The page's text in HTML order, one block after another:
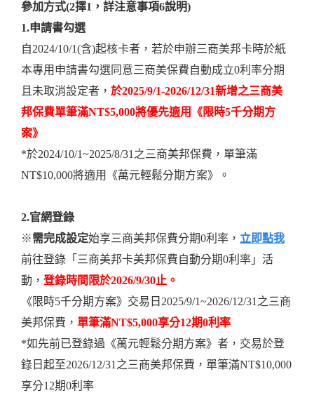
參加方式(2擇1，詳注意事項6說明)
1.申請書勾選
自2024/10/1(含)起核卡者，若於申辦三商美邦卡時於紙
本專用申請書勾選同意三商美保費自動成立0利率分期
且未取消設定者， 於2025/9/1-2026/12/31新增之三商美
邦保費單筆滿NT$5,000將優先適用《限時5千分期方
案》
*於2024/10/1~2025/8/31之三商美邦保費，單筆滿
NT$10,000將適用《萬元輕鬆分期方案》。
2.官網登錄
※需完成設定始享三商美邦保費分期0利率， 立即點我
前往登錄「三商美邦卡美邦保費自動分期0利率」活
動， 登錄時間限於2026/9/30止。
《限時5千分期方案》交易日2025/9/1~2026/12/31之三商
美邦保費， 單筆滿NT$5,000享分12期0利率
*如先前已登錄過《萬元輕鬆分期方案》者，交易於登
錄日起至2026/12/31之三商美邦保費，單筆滿NT$10,000
享分12期0利率